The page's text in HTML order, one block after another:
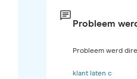
Probleem
Probleem werd
klant laten c